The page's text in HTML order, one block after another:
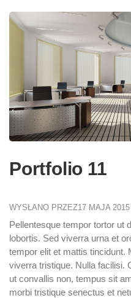
Portfolio 11
WYSŁANO PRZEZ17 MAJA 2015
Pellentesque tempor tortor ut
lobortis. Sed viverra urna et
tempor elit et mattis tincidunt.
viverra tristique. Nulla facilisi.
ut convallis non, tempus sit
morbi tristique senectus et